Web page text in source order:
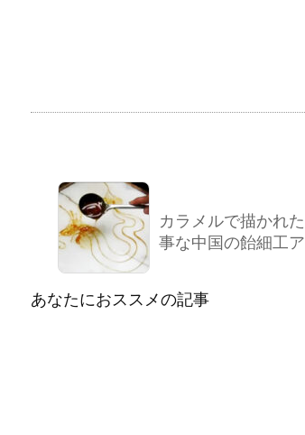
カラメルで描かれ
事な中国の飴細工
あなたにおススメの記事